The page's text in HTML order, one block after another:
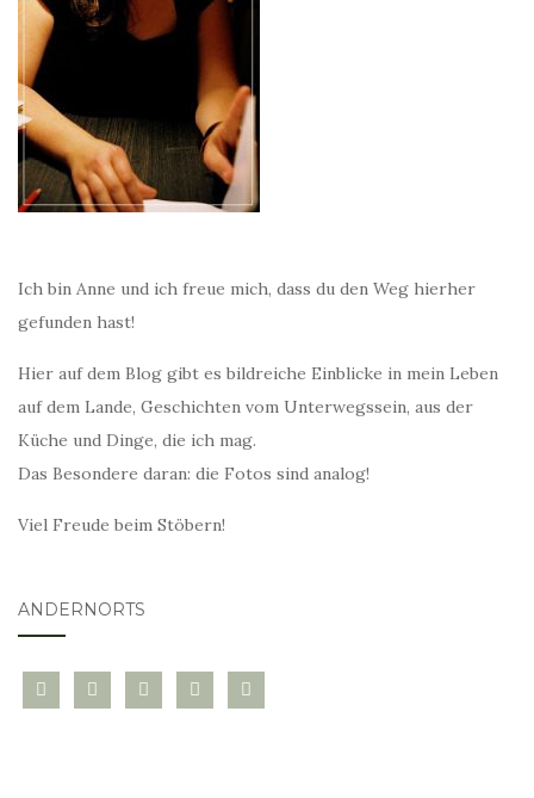
Ich bin Anne und ich freue mich, dass du den Weg hierher
gefunden hast!
Hier auf dem Blog gibt es bildreiche Einblicke in mein Leben
auf dem Lande, Geschichten vom Unterwegssein, aus der
Küche und Dinge, die ich mag.
Das Besondere daran: die Fotos sind analog!
Viel Freude beim Stöbern!
ANDERNORTS
bloglovininstagramtwitter pinterest
mail